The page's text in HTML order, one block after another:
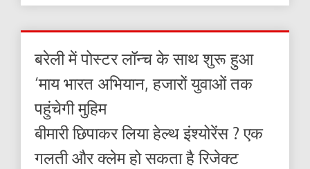
बरेली में पोस्टर लॉन्च के साथ शुरू हुआ
‘माय भारत अभियान, हजारों युवाओं तक
पहुंचेगी मुहिम
बीमारी छिपाकर लिया हेल्थ इंश्योरेंस ? एक
गलती और क्लेम हो सकता है रिजेक्ट